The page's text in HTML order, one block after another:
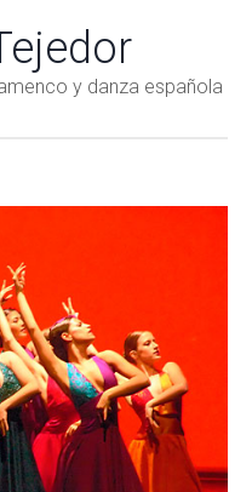
y danza española